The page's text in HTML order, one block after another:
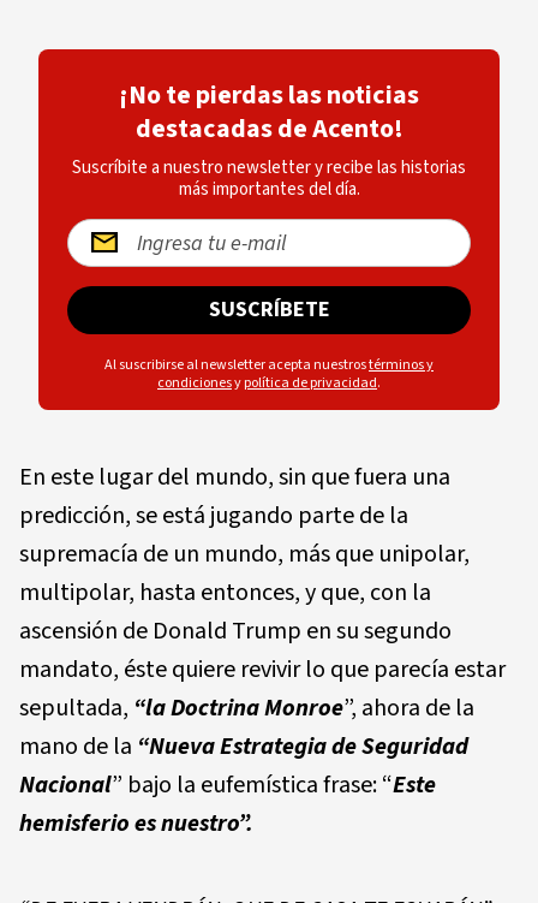
¡No te pierdas las noticias
destacadas de Acento!
Suscríbite a nuestro newsletter y recibe las historias
más importantes del día.
SUSCRÍBETE
Al suscribirse al newsletter acepta nuestrostérminos y
condicionesypolítica de privacidad.
En este lugar del mundo, sin que fuera una
predicción, se está jugando parte de la
supremacía de un mundo, más que unipolar,
multipolar, hasta entonces, y que, con la
ascensión de Donald Trump en su segundo
mandato, éste quiere revivir lo que parecía estar
sepultada, “la Doctrina Monroe”, ahora de la
mano de la “Nueva Estrategia de Seguridad
Nacional” bajo la eufemística frase: “Este
hemisferio es nuestro”.